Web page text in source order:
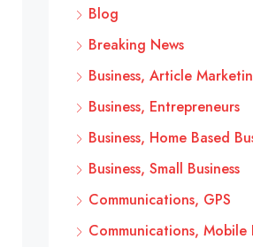
Blog
Breaking News
Business, Article
Business, Entrepreneurs
Business, Home Based
Business, Small Business
Communications, GPS
Communications, Mobile